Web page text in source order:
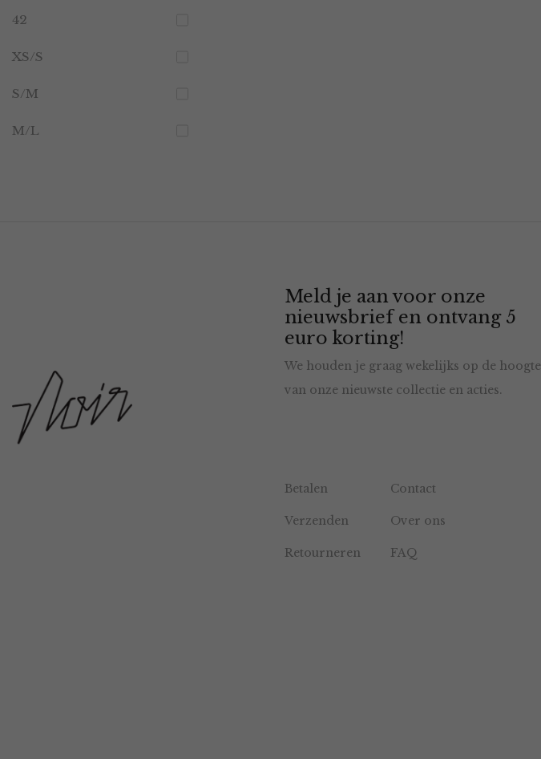
42
XS/S
S/M
M/L
Meld je aan voor onze
nieuwsbrief en ontvang 5
euro korting!
We houden je graag wekelijks op de hoogte
van onze nieuwste collectie en acties.
Betalen Contact
Verzenden Over ons
Retourneren FAQ